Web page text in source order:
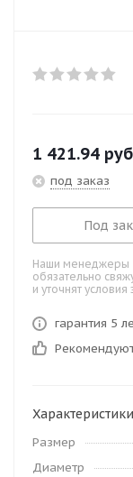
1 421.94
под заказ
Под
Наши менеджеры
обязательно
и уточнят условия
гарантия 5
Характеристики
Размер
Диаметр